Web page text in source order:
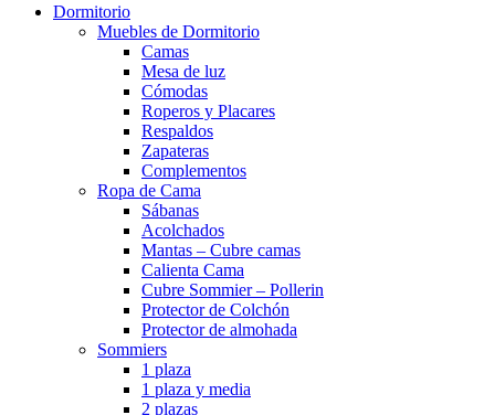
Dormitorio
Muebles de Dormitorio
Camas
Mesa de luz
Cómodas
Roperos y Placares
Respaldos
Zapateras
Complementos
Ropa de Cama
Sábanas
Acolchados
Mantas – Cubre camas
Calienta Cama
Cubre Sommier – Pollerin
Protector de Colchón
Protector de almohada
Sommiers
1 plaza
1 plaza y media
2 plazas